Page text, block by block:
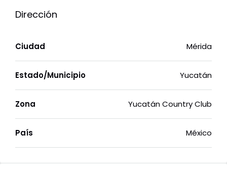
Dirección
Ciudad Mérida
Estado/Municipio Yucatán
Zona Yucatán Country Club
País México